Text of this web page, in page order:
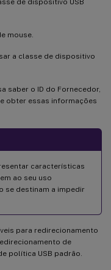
mouse.
a classe de dispositivo
saber o ID do Fornecedor,
obter essas informações
características
ao seu uso
se destinam a impedir
para redirecionamento
de
política USB padrão.